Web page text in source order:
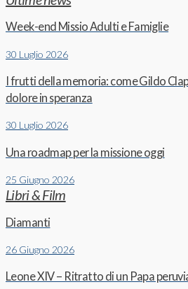
Week-end Missio Adulti e Famiglie
30 Luglio 2026
I frutti della memoria: come Gildo
dolore in speranza
30 Luglio 2026
Una roadmap per la missione oggi
25 Giugno 2026
Libri & Film
Diamanti
26 Giugno 2026
Leone XIV – Ritratto di un Papa